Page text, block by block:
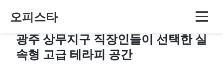
오피스타
더테라피룸 (The Therapy Room) –
광주 상무지구 직장인들이 선택한 실
속형 고급 테라피 공간